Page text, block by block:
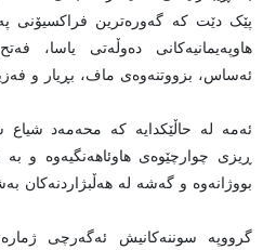
هاوپەیمانیەکانی دەوڵەتی یاسا،
ئەساس، بزووتنەوەی ماف، بڕیار و
ئەمە لە حاڵێکدایە کە محەمەد شیاع
ڕیزی چوارچێوەی هاوئاهەنگیەوە و بە
بووژانەوە و گەشە لە هەڵبژاردنەکان
گرووپە سوننەکانیش ئەگەرچی